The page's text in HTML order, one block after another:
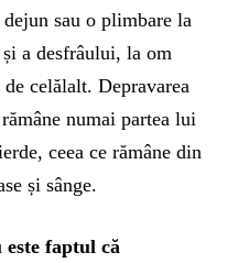
sau o plimbare la
a desfrâului, la om
celălalt. Depravarea
numai partea lui
ceea ce rămâne din
și sânge.
faptul că